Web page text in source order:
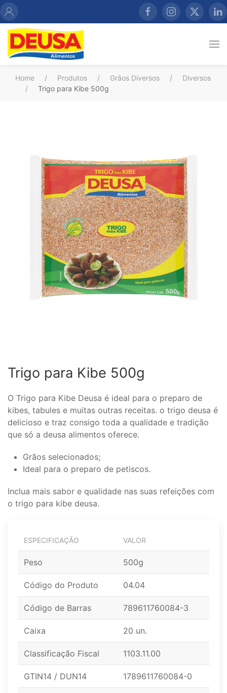
Home Produtos Grãos Diversos
Diversos
Trigo para Kibe 500g
Trigo para Kibe 500g
O Trigo para Kibe Deusa é ideal para o preparo de
kibes, tabules e muitas outras receitas. o trigo deusa é
delicioso e traz consigo toda a qualidade e tradição
que só a deusa alimentos oferece.
Grãos selecionados;
Ideal para o preparo de petiscos.
Inclua mais sabor e qualidade nas suas refeições com
o trigo para kibe deusa.
ESPECIFICAÇÃO VALOR
Peso 500g
Código do Produto 04.04
Código de Barras 789611760084-3
Caixa 20 un.
Classificação Fiscal 1103.11.00
GTIN14 / DUN14 1789611760084-0